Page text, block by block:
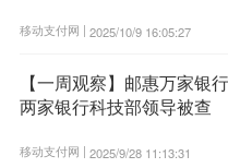
移动支付网 | 2025/10/9 16:05:27
【一周观察】邮惠万家银
两家银行科技部领导被查
移动支付网 | 2025/9/28 11:13:31